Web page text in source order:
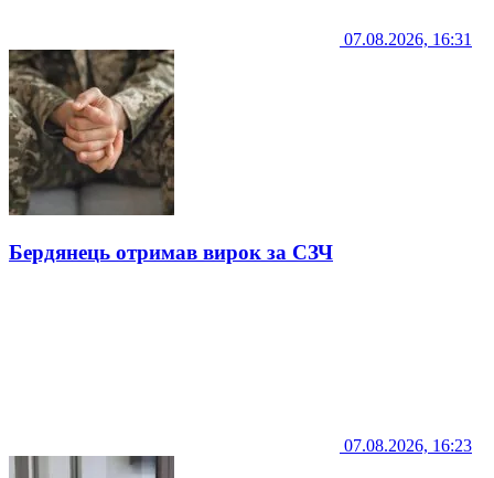
07.08.2026, 16:31
Бердянець отримав вирок за СЗЧ
07.08.2026, 16:23